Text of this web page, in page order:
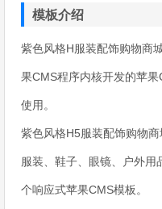
模板介绍
紫色风格H服装配饰购物商
果CMS程序内核开发的苹
使用。
紫色风格H5服装配饰购物
服装、鞋子、眼镜、户外
个响应式苹果CMS模板。